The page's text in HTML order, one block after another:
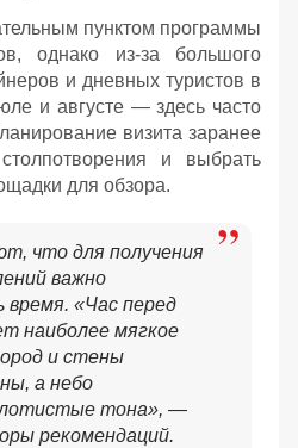
пунктом программы
однако из-за большого
и дневных туристов в
и августе — здесь часто
визита заранее
и выбрать
для обзора.
что для получения
важно
время. «Час перед
наиболее мягкое
и стены
а небо
тона», —
рекомендаций.